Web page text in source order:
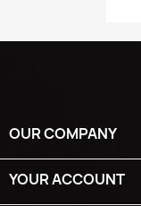
OUR COMPANY
YOUR ACCOUNT